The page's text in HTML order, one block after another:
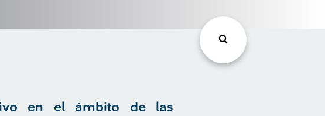
en el ámbito de las